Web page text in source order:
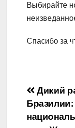
Выбирайте
Спасибо за
по
Дикий
Бразилии: